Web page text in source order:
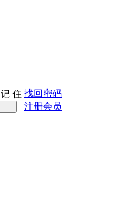
记 住 找回密码
注册会员